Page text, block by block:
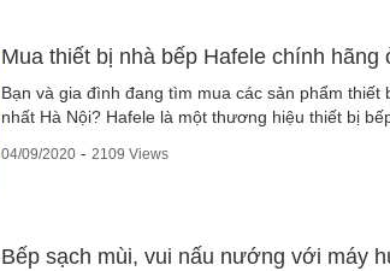
Mua thiết bị nhà bếp Hafele chính hãng
Bạn và gia đình đang tìm mua các sản phẩm
nhất Hà Nội? Hafele là một thương hiệu thiết bị
04/09/2020 - 2109 Views
Bếp sạch mùi, vui nấu nướng với máy